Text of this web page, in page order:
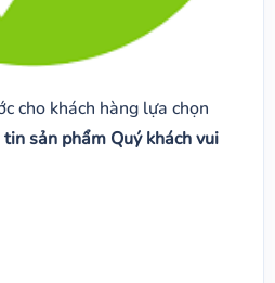
cho khách hàng lựa chọn
sản phẩm Quý khách vui